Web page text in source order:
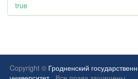
true
Copyright © Гродненский